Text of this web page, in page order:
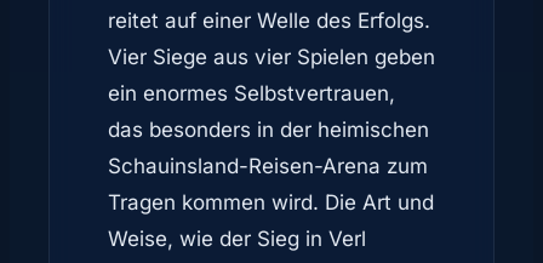
reitet auf einer Welle des Erfolgs.
Vier Siege aus vier Spielen geben
ein enormes Selbstvertrauen,
das besonders in der heimischen
Schauinsland-Reisen-Arena zum
Tragen kommen wird. Die Art und
Weise, wie der Sieg in Verl